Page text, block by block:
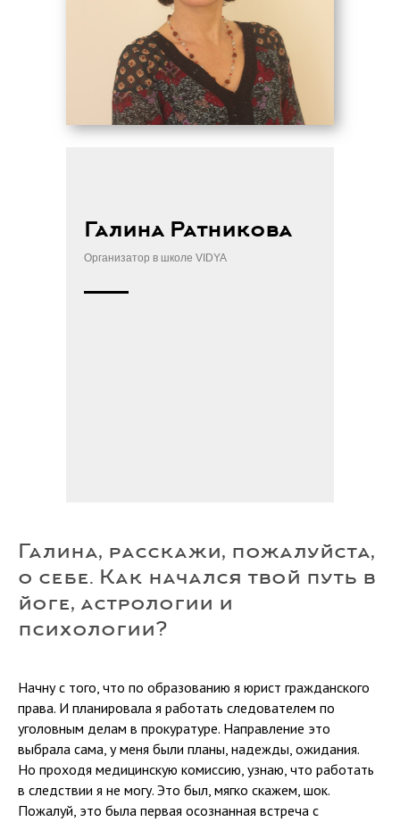
Организатор в школе VIDYA
Галина Ратникова
Галина, расскажи, пожалуйста,
о себе. Как начался твой путь в
йоге, астрологии и
психологии?
Начну с того, что по образованию я юрист гражданского
права. И планировала я работать следователем по
уголовным делам в прокуратуре. Направление это
выбрала сама, у меня были планы, надежды, ожидания.
Но проходя медицинскую комиссию, узнаю, что работать
в следствии я не могу. Это был, мягко скажем, шок.
Пожалуй, это была первая осознанная встреча с